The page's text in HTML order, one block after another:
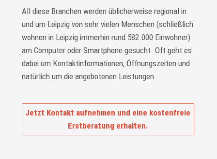
All diese Branchen werden üblicherweise regional in
und um Leipzig von sehr vielen Menschen (schließlich
wohnen in Leipzig immerhin rund 582.000 Einwohner)
am Computer oder Smartphone gesucht. Oft geht es
dabei um Kontaktinformationen, Öffnungszeiten und
natürlich um die angebotenen Leistungen.
Jetzt Kontakt aufnehmen und eine kostenfreie
Erstberatung erhalten.